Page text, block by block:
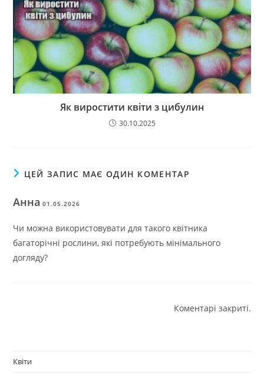
Як виростити квіти з цибулин
30.10.2025
ЦЕЙ ЗАПИС МАЄ ОДИН КОМЕНТАР
Анна 01.05.2026
Чи можна використовувати для такого квітника
багаторічні рослини, які потребують мінімального
догляду?
Коментарі закриті.
Квіти